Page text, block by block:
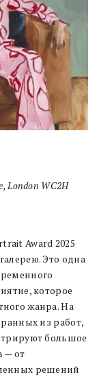
London WC2H
Award 2025
Это одна
которое
жанра. На
из работ,
большое
— от
решений